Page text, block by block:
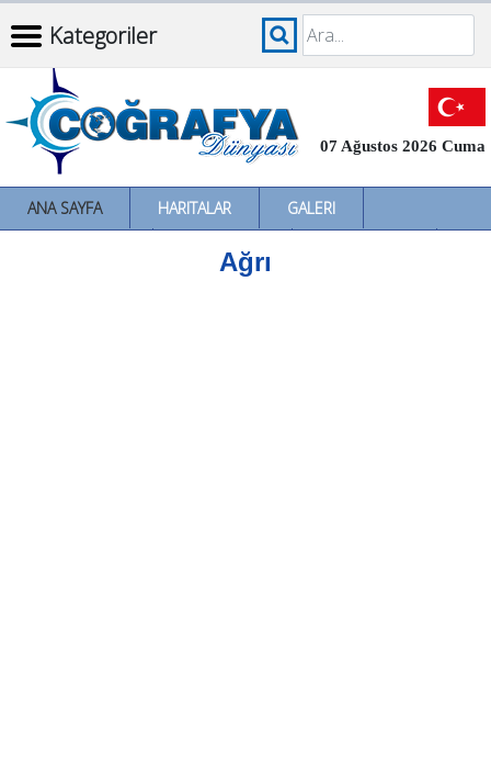
Kategoriler
07 Ağustos 2026 Cuma
ANA SAYFA HARITALAR
GALERI
SÖZLÜKLER
Ağrı